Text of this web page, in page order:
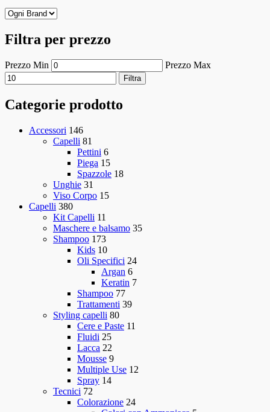
Filtra per prezzo
Prezzo Min Prezzo Max
Filtra
Categorie prodotto
Accessori 146
Capelli 81
Pettini 6
Piega 15
Spazzole 18
Unghie 31
Viso Corpo 15
Capelli 380
Kit Capelli 11
Maschere e balsamo 35
Shampoo 173
Kids 10
Oli Specifici 24
Argan 6
Keratin 7
Shampoo 77
Trattamenti 39
Styling capelli 80
Cere e Paste 11
Fluidi 25
Lacca 22
Mousse 9
Multiple Use 12
Spray 14
Tecnici 72
Colorazione 24